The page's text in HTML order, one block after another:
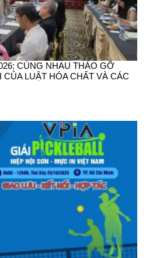
CÙNG NHAU THÁO GỠ
CỦA LUẬT HÓA CHẤT VÀ CÁC